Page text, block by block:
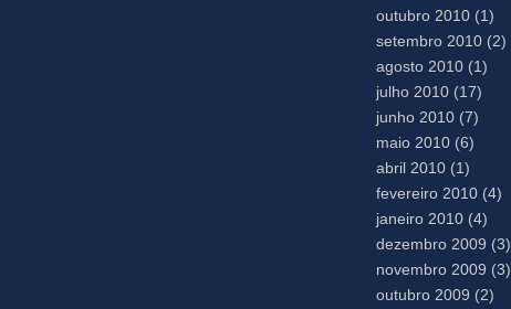
outubro 2010 (1)
setembro 2010 (2)
agosto 2010 (1)
julho 2010 (17)
junho 2010 (7)
maio 2010 (6)
abril 2010 (1)
fevereiro 2010 (4)
janeiro 2010 (4)
dezembro 2009 (3)
novembro 2009 (3)
outubro 2009 (2)